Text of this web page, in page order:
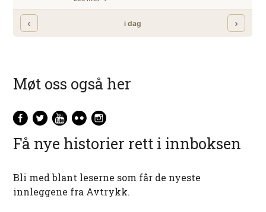
Møt oss også her
Få nye historier rett i innboksen
Bli med blant leserne som får de nyeste
innleggene fra Avtrykk.